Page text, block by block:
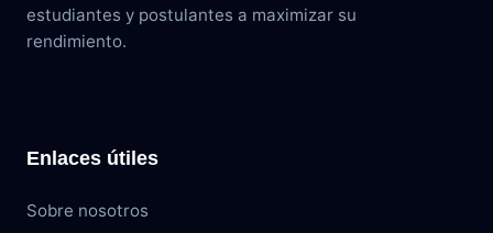
estudiantes y postulantes a maximizar su
rendimiento.
Enlaces útiles
Sobre nosotros